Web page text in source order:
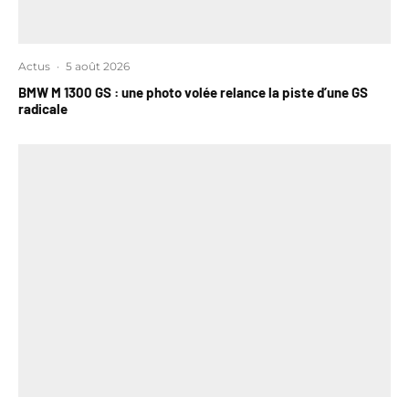
Actus · 5 août 2026
BMW M 1300 GS : une photo volée relance la piste d’une GS
radicale